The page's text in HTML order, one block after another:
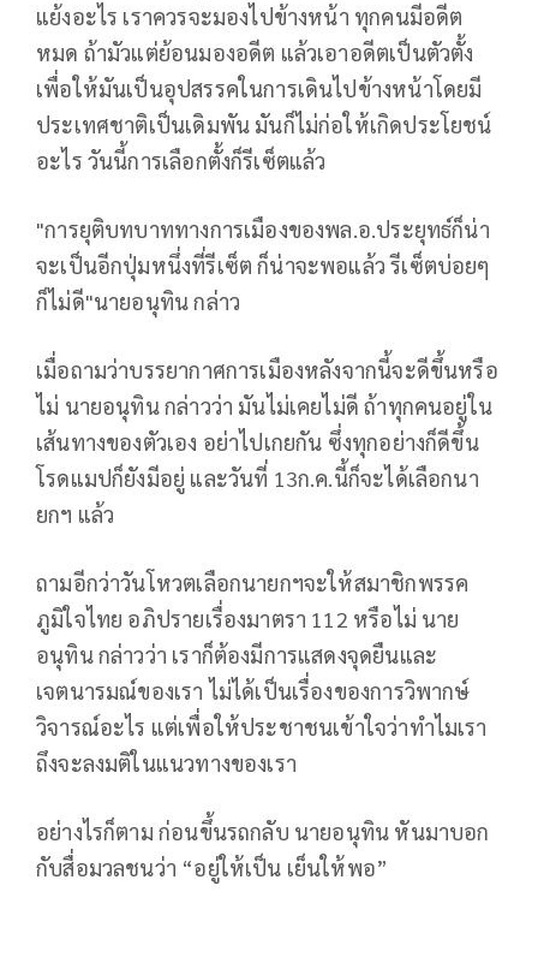
แย้งอะไร เราควรจะมองไปข้างหน้า ทุกคนมีอดีต
หมด ถ้ามัวแต่ย้อนมองอดีต แล้วเอาอดีตเป็นตัวตั้ง
เพื่อให้มันเป็นอุปสรรคในการเดินไปข้างหน้าโดยมี
ประเทศชาติเป็นเดิมพัน มันก็ไม่ก่อให้เกิดประโยชน์
อะไร วันนี้การเลือกตั้งก็รีเซ็ตแล้ว
"การยุติบทบาททางการเมืองของพล.อ.ประยุทธ์ก็น่า
จะเป็นอีกปุ่มหนึ่งที่รีเซ็ต ก็น่าจะพอแล้ว รีเซ็ตบ่อยๆ
ก็ไม่ดี"นายอนุทิน กล่าว
เมื่อถามว่าบรรยากาศการเมืองหลังจากนี้จะดีขึ้นหรือ
ไม่ นายอนุทิน กล่าวว่า มันไม่เคยไม่ดี ถ้าทุกคนอยู่ใน
เส้นทางของตัวเอง อย่าไปเกยกัน ซึ่งทุกอย่างก็ดีขึ้น
โรดแมปก็ยังมีอยู่ และวันที่ 13ก.ค.นี้ก็จะได้เลือกนา
ยกฯ แล้ว
ถามอีกว่าวันโหวตเลือกนายกฯจะให้สมาชิกพรรค
ภูมิใจไทย อภิปรายเรื่องมาตรา 112 หรือไม่ นาย
อนุทิน กล่าวว่า เราก็ต้องมีการแสดงจุดยืนและ
เจตนารมณ์ของเรา ไม่ได้เป็นเรื่องของการวิพากษ์
วิจารณ์อะไร แต่เพื่อให้ประชาชนเข้าใจว่าทำไมเรา
ถึงจะลงมติในแนวทางของเรา
อย่างไรก็ตาม ก่อนขึ้นรถกลับ นายอนุทิน หันมาบอก
กับสื่อมวลชนว่า “อยู่ให้เป็น เย็นให้พอ”